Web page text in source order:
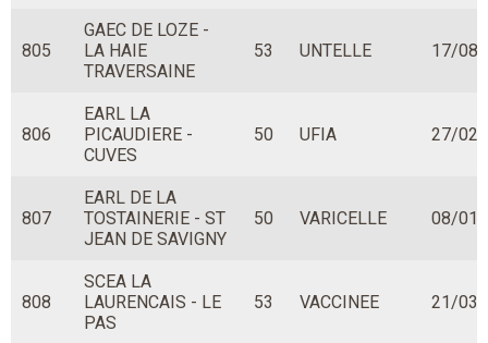
805
GAEC DE LOZE -
LA HAIE
TRAVERSAINE
53 UNTELLE 17/08/
806
EARL LA
PICAUDIERE -
CUVES
50 UFIA 27/02/
807
EARL DE LA
TOSTAINERIE - ST
JEAN DE SAVIGNY
50 VARICELLE 08/01/
808
SCEA LA
LAURENCAIS - LE
PAS
53 VACCINEE 21/03/